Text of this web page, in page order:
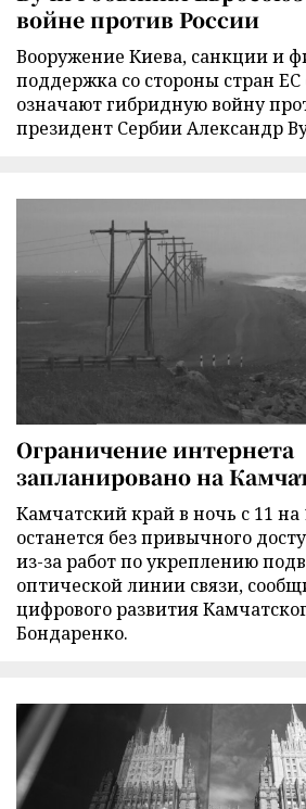
войне против России
Вооружение Киева, санкции и
поддержка со стороны стран
означают гибридную войну
президент Сербии Александр
Ограничение интернета
запланировано на
Камчатский край в ночь с 11 на
останется без привычного
из-за работ по укреплению
оптической линии связи,
цифрового развития
Бондаренко.